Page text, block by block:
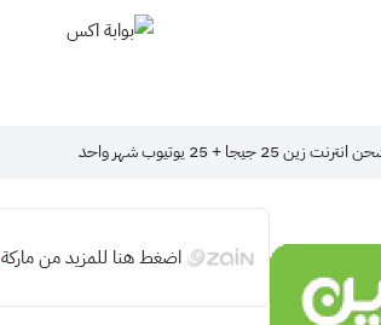
زين 25 جيجا + 25 يوتيوب شهر واحد
اضغط هنا للمزيد من ماركة